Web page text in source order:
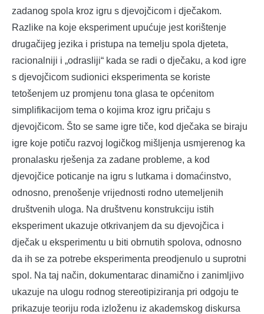
zadanog spola kroz igru s djevojčicom i dječakom.
Razlike na koje eksperiment upućuje jest korištenje
drugačijeg jezika i pristupa na temelju spola djeteta,
racionalniji i „odrasliji“ kada se radi o dječaku, a kod igre
s djevojčicom sudionici eksperimenta se koriste
tetošenjem uz promjenu tona glasa te općenitom
simplifikacijom tema o kojima kroz igru pričaju s
djevojčicom. Što se same igre tiče, kod dječaka se biraju
igre koje potiču razvoj logičkog mišljenja usmjerenog ka
pronalasku rješenja za zadane probleme, a kod
djevojčice poticanje na igru s lutkama i domaćinstvo,
odnosno, prenošenje vrijednosti rodno utemeljenih
društvenih uloga. Na društvenu konstrukciju istih
eksperiment ukazuje otkrivanjem da su djevojčica i
dječak u eksperimentu u biti obrnutih spolova, odnosno
da ih se za potrebe eksperimenta preodjenulo u suprotni
spol. Na taj način, dokumentarac dinamično i zanimljivo
ukazuje na ulogu rodnog stereotipiziranja pri odgoju te
prikazuje teoriju roda izloženu iz akademskog diskursa